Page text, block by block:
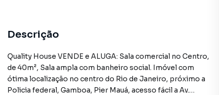
Descrição
Quality House VENDE e ALUGA: Sala comercial no Centro,
de 40m², Sala ampla com banheiro social. Imóvel com
ótima localização no centro do Rio de Janeiro, próximo a
Policia federal, Gamboa, Pier Mauá, acesso fácil a Av.